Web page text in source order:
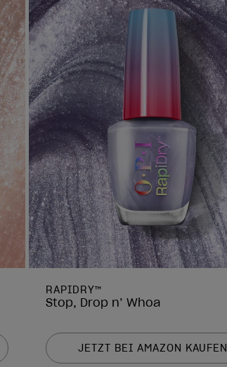
RAPIDRY™
Stop, Drop n’ Whoa
JETZT BEI AMAZON KAUFEN